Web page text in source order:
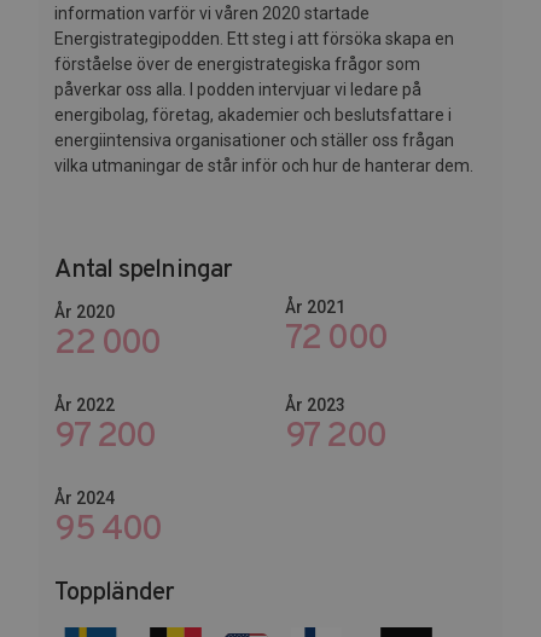
information varför vi våren 2020 startade
Energistrategipodden. Ett steg i att försöka skapa en
förståelse över de energistrategiska frågor som
påverkar oss alla. I podden intervjuar vi ledare på
energibolag, företag, akademier och beslutsfattare i
energiintensiva organisationer och ställer oss frågan
vilka utmaningar de står inför och hur de hanterar dem.
Antal spelningar
År 2020
22 000
År 2021
72 000
År 2022
102 653
År 2023
115 800
År 2024
114 000
Toppländer